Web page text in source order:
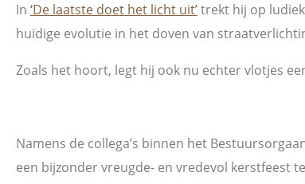
In ‘De laatste doet het licht uit’trekt hij op
huidige evolutie in het doven van
Zoals het hoort, legt hij ook nu echter vlotjes
Namens de collega’s binnen het
een bijzonder vreugde- en vredevol kerstfeest